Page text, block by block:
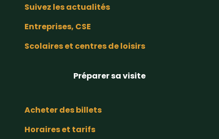
Suivez les actualités
Entreprises, CSE
Scolaires et centres de loisirs
Préparer sa visite
Acheter des billets
Horaires et tarifs